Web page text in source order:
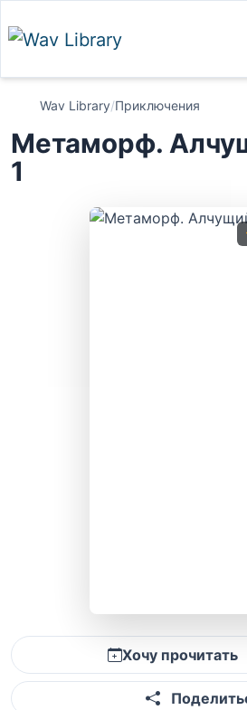
Wav Library/Приключения
Метаморф.
1
Хочу прочитать